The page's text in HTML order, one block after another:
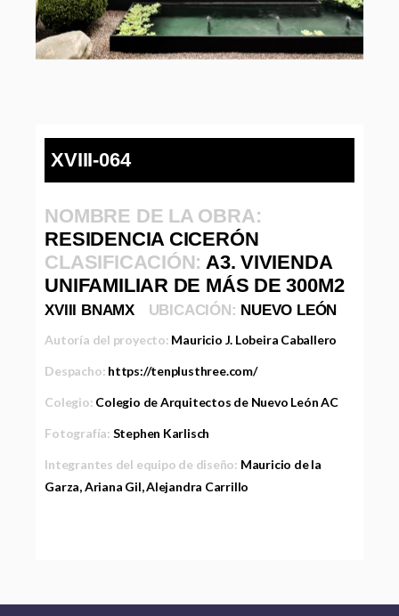
XVIII-064
NOMBRE DE LA OBRA:
RESIDENCIA CICERÓN
CLASIFICACIÓN:A3. VIVIENDA
UNIFAMILIAR DE MÁS DE 300M2
XVIII BNAMX UBICACIÓN: NUEVO LEÓN
Autoría del proyecto: Mauricio J. Lobeira Caballero
Despacho: https://tenplusthree.com/
Colegio: Colegio de Arquitectos de Nuevo León AC
Fotografía: Stephen Karlisch
Integrantes del equipo de diseño: Mauricio de la
Garza, Ariana Gil, Alejandra Carrillo